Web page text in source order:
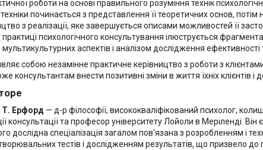
роботи на основі правильного розуміння технік
починається з представлення її теоретичних основ,
з реалізації, яке завершується описами можливостей її
практиці психологічного консультування ілюструється
аспектів і аналізом дослідження ефективності
собою незамінне практичне керівництво з роботи з
консультантам внести позитивні зміни в життя їхніх клієнтів і
Т. Ерфорд — д-р філософії, висококваліфікований психолог,
консультації та професор університету Лойоли в Меріленді.
дослідна спеціалізація загалом пов'язана з розробленням і
тестів і дослідженням результатів, що призвело до